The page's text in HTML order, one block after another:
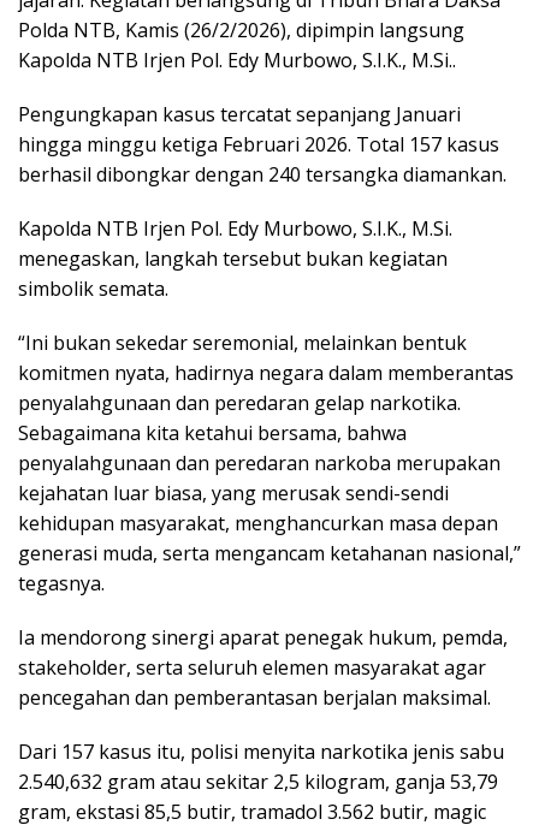
Polda NTB, Kamis (26/2/2026), dipimpin langsung
Kapolda NTB Irjen Pol. Edy Murbowo, S.I.K., M.Si..
Pengungkapan kasus tercatat sepanjang Januari
hingga minggu ketiga Februari 2026. Total 157 kasus
berhasil dibongkar dengan 240 tersangka diamankan.
Kapolda NTB Irjen Pol. Edy Murbowo, S.I.K., M.Si.
menegaskan, langkah tersebut bukan kegiatan
simbolik semata.
“Ini bukan sekedar seremonial, melainkan bentuk
komitmen nyata, hadirnya negara dalam memberantas
penyalahgunaan dan peredaran gelap narkotika.
Sebagaimana kita ketahui bersama, bahwa
penyalahgunaan dan peredaran narkoba merupakan
kejahatan luar biasa, yang merusak sendi-sendi
kehidupan masyarakat, menghancurkan masa depan
generasi muda, serta mengancam ketahanan nasional,”
tegasnya.
Ia mendorong sinergi aparat penegak hukum, pemda,
stakeholder, serta seluruh elemen masyarakat agar
pencegahan dan pemberantasan berjalan maksimal.
Dari 157 kasus itu, polisi menyita narkotika jenis sabu
2.540,632 gram atau sekitar 2,5 kilogram, ganja 53,79
gram, ekstasi 85,5 butir, tramadol 3.562 butir, magic